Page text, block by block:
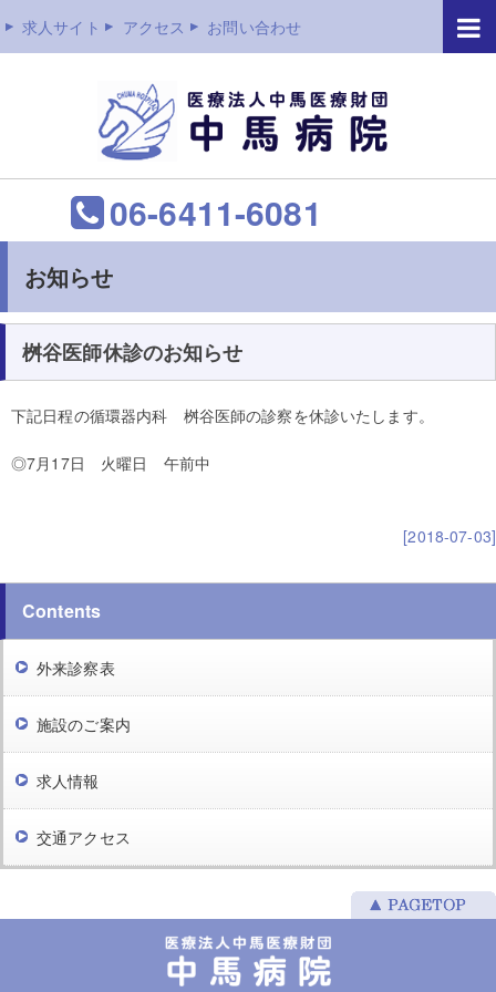
求人サイト アクセス お問い合わせ
06-6411-6081
お知らせ
桝谷医師休診のお知らせ
下記日程の循環器内科 桝谷医師の診察を休診いたします。
◎7月17日 火曜日 午前中
[2018-07-03]
Contents
外来診察表
施設のご案内
求人情報
交通アクセス